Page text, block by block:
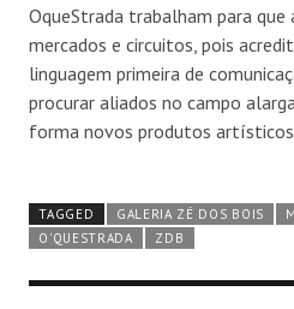
OqueStrada trabalham para
mercados e circuitos, pois
linguagem primeira de
procurar aliados no campo
forma novos produtos
TAGGED GALERIA ZÉ DOS BOIS
O'QUESTRADA
ZDB